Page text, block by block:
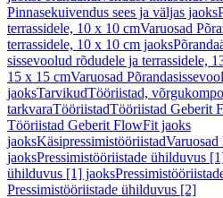
Pinnasekuivendus sees ja väljas jaoks
terrassidele, 10 x 10 cmVaruosad
terrassidele, 10 x 10 cm jaoks
sissevoolud rõdudele ja terrassidele,
15 x 15 cmVaruosad
jaoksTarvikudTööriistad,
tarkvaraTööriistadTööriistad Geberit
Tööriistad Geberit FlowFit jaoks
jaoksKäsipressimistööriistadVaruosad
jaoksPressimistööriistade ühilduvus
ühilduvus [1] jaoks
Pressimistööriistade ühilduvus [2]